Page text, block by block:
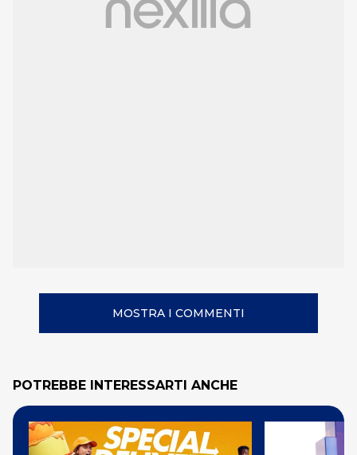
MOSTRA I COMMENTI
POTREBBE INTERESSARTI ANCHE